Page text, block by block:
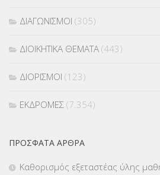
ΔΙΑΓΩΝΙΣΜΟΙ (305)
ΔΙΟΙΚΗΤΙΚΑ ΘΕΜΑΤΑ (443)
ΔΙΟΡΙΣΜΟΙ (123)
ΕΚΔΡΟΜΕΣ (7.354)
ΠΡΌΣΦΑΤΑ ΆΡΘΡΑ
Καθορισμός εξεταστέας ύλης